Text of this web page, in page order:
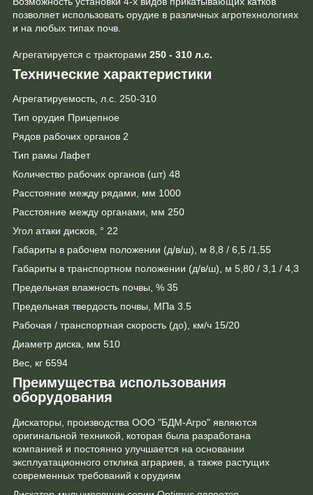
позволяет использовать орудие в различных агротехнологиях
и на любых типах почв.
Агрегатируется с тракторами 250 - 310 л.с.
Технические характеристики
Агрегатируемость, л.с. 250-310
Тип орудия Прицепное
Рядов рабочих органов 2
Тип рамы Лафет
Количество рабочих органов (шт) 48
Расстояние между рядами, мм 1000
Расстояние между органами, мм 250
Угол атаки дисков, ° 22
Габариты в рабочем положении (д/в/ш), м 8,8 / 6,5 /1,55
Габариты в транспортном положении (д/в/ш), м 5,80 / 3,1 / 4,3
Предельная влажность почвы, % 35
Предельная твердость почвы, МПа 3.5
Рабочая / транспортная скорость (до), км/ч 15/20
Диаметр диска, мм 510
Вес, кг 6594
Преимущества использования
оборудования
Дискаторы, производства ООО "БДМ-Агро" являются
оригинальной техникой, которая была разработана
компанией и постоянно улучшается на основании
эксплуатационного отклика аграриев, а также растущих
современных требований к орудиям